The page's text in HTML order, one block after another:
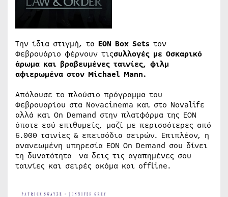
Την ίδια στιγμή, τα ΕΟΝ Box Sets τον
Φεβρουάριο φέρνουν τιςσυλλογές με Οσκαρικό
άρωμα και βραβευμένες ταινίες, φιλμ
αφιερωμένα στον Michael Mann.
Απόλαυσε το πλούσιο πρόγραμμα του
Φεβρουαρίου στα Novacinema και στο Novalifε
αλλά και On Demand στην πλατφόρμα της ΕΟΝ
όποτε εσύ επιθυμείς, μαζί με περισσότερες από
6.000 ταινίες & επεισόδια σειρών. Επιπλέον, η
ανανεωμένη υπηρεσία ΕΟΝ On Demand σου δίνει
τη δυνατότητα να δεις τις αγαπημένες σου
ταινίες και σειρές ακόμα και offline.